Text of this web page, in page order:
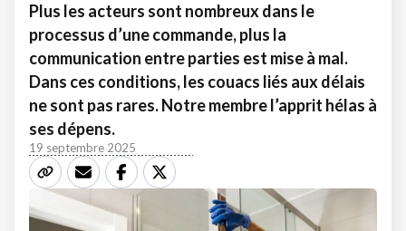
Plus les acteurs sont nombreux dans le
processus d’une commande, plus la
communication entre parties est mise à mal.
Dans ces conditions, les couacs liés aux délais
ne sont pas rares. Notre membre l’apprit hélas à
ses dépens.
19 septembre 2025